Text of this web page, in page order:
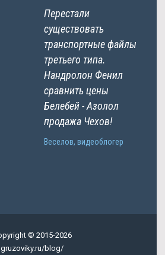
Перестали
существовать
транспортные файлы
третьего типа.
Нандролон Фенил
сравнить цены
Белебей - Азолол
продажа Чехов!
Веселов, видеоблогер
© 2015-2026
gruzoviky.ru/blog/